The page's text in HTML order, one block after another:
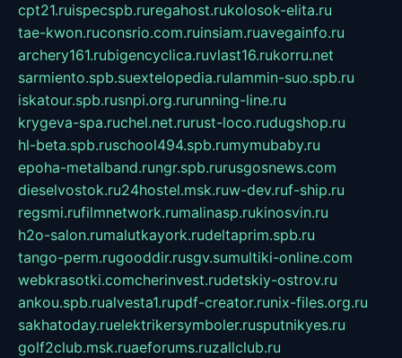
cpt21.ruispecspb.ruregahost.rukolosok-elita.ru
tae-kwon.ruconsrio.com.ruinsiam.ruavegainfo.ru
archery161.rubigencyclica.ruvlast16.rukorru.net
sarmiento.spb.suextelopedia.rulammin-suo.spb.ru
iskatour.spb.rusnpi.org.rurunning-line.ru
krygeva-spa.ruchel.net.rurust-loco.rudugshop.ru
hl-beta.spb.ruschool494.spb.rumymubaby.ru
epoha-metalband.rungr.spb.rurusgosnews.com
dieselvostok.ru24hostel.msk.ruw-dev.ruf-ship.ru
regsmi.rufilmnetwork.rumalinasp.rukinosvin.ru
h2o-salon.rumalutkayork.rudeltaprim.spb.ru
tango-perm.rugooddir.rusgv.sumultiki-online.com
webkrasotki.comcherinvest.rudetskiy-ostrov.ru
ankou.spb.rualvesta1.rupdf-creator.runix-files.org.ru
sakhatoday.ruelektrikersymboler.rusputnikyes.ru
golf2club.msk.ruaeforums.ruzallclub.ru